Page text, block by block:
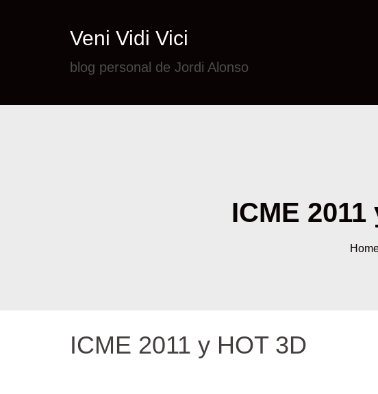
Veni Vidi Vici
blog personal de Jordi Alonso
ICME
ICME 2011 y HOT 3D